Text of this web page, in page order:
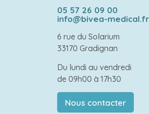
05 57 26 09 00
info@bivea-medical.fr
6 rue du Solarium
33170 Gradignan
Du lundi au vendredi
de 09h00 à 17h30
Nous contacter